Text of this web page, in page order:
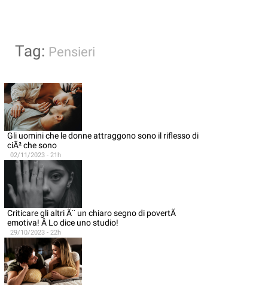
Tag: Pensieri
Gli uomini che le donne attraggono sono il riflesso di
ciÃ² che sono
02/11/2023 - 21h
Criticare gli altri Ã¨ un chiaro segno di povertÃ
emotiva! Â Lo dice uno studio!
29/10/2023 - 22h